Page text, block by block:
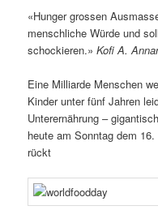
«Hunger grossen
menschliche Würde und
schockieren.»Kofi A.
Eine Milliarde Menschen
Kinder unter fünf Jahren
Unterernährung –
heute am Sonntag dem
rückt